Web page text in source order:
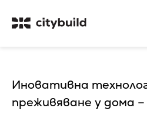
Иновативна
преживяване у дома –